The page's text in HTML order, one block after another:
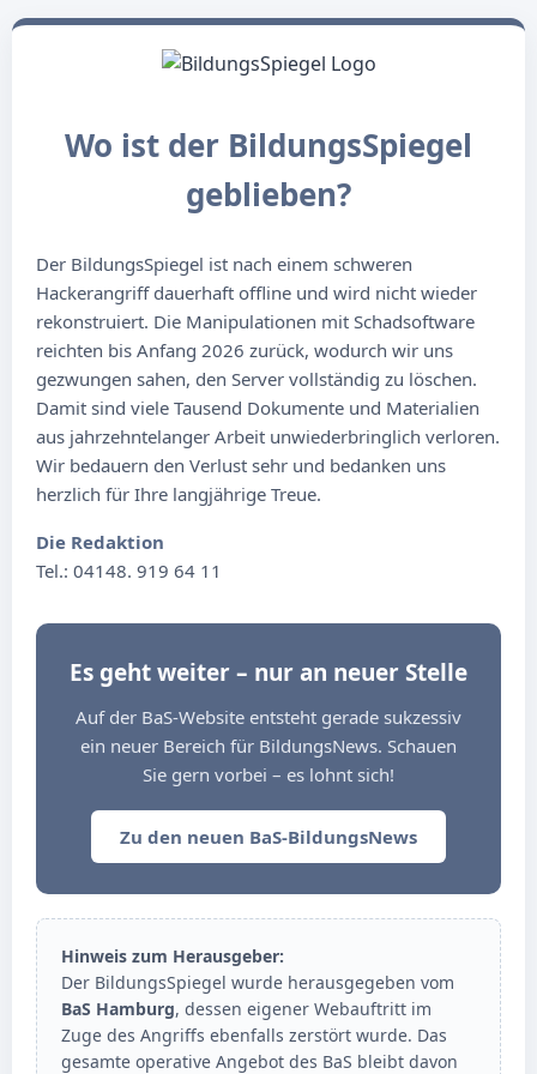
Wo ist der BildungsSpiegel
geblieben?
Der BildungsSpiegel ist nach einem schweren
Hackerangriff dauerhaft offline und wird nicht wieder
rekonstruiert. Die Manipulationen mit Schadsoftware
reichten bis Anfang 2026 zurück, wodurch wir uns
gezwungen sahen, den Server vollständig zu löschen.
Damit sind viele Tausend Dokumente und Materialien
aus jahrzehntelanger Arbeit unwiederbringlich verloren.
Wir bedauern den Verlust sehr und bedanken uns
herzlich für Ihre langjährige Treue.
Die Redaktion
Tel.: 04148. 919 64 11
Es geht weiter – nur an neuer Stelle
Auf der BaS-Website entsteht gerade sukzessiv
ein neuer Bereich für BildungsNews. Schauen
Sie gern vorbei – es lohnt sich!
Zu den neuen BaS-BildungsNews
Hinweis zum Herausgeber:
Der BildungsSpiegel wurde herausgegeben vom
BaS Hamburg, dessen eigener Webauftritt im
Zuge des Angriffs ebenfalls zerstört wurde. Das
gesamte operative Angebot des BaS bleibt davon